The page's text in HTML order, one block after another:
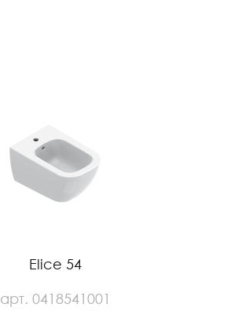
Elice 54
арт. 0418541001